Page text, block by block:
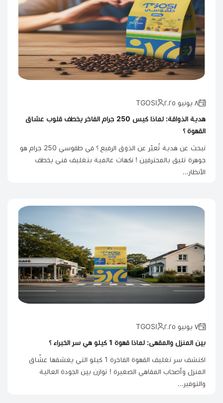
٨ يونيو ٢٠٢٥
هدية الذواقة: لماذا كيس 250 جرام الفاخر يخطف قلوب عشاق
القهوة ؟
تبحث عن هدية تُعبّر عن الذوق الرفيع ؟ في طقوسي 250 جرام هو
جوهرة تليق بالمحترفين ! نكهات عالمية بتغليف فني يخطف
الأنظار...
٧ يونيو ٢٠٢٥
بين المنزل والمقهى: لماذا قهوة 1 كيلو هي سر الخبراء ؟
اكتشف سر تغليف القهوة الفاخرة 1 كيلو التي يعشقها عشّاق
المنزل وأصحاب المقاهي الصغيرة ! توازن بين الجودة العالية
والتوفير...